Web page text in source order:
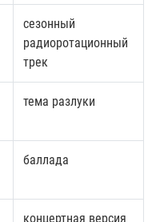
сезонный
радиоротационный
трек
тема разлуки
баллада
концертная версия